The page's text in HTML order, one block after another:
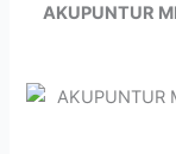
AKUPUNTUR